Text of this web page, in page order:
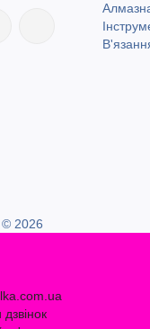
© 2026